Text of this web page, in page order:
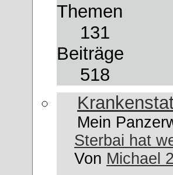
Themen
131
Beiträge
518
Mein
Sterbai hat
Von Michael